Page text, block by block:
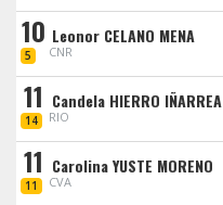
10
5
Leonor CELANO MENA
CNR
11
14
Candela HIERRO IÑARREA
RIO
11
11
Carolina YUSTE MORENO
CVA